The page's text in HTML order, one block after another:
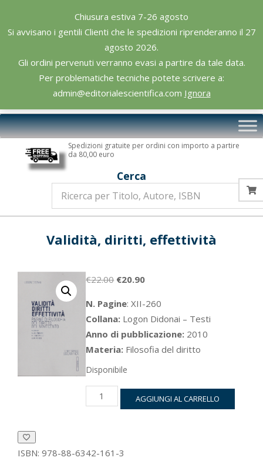
Chiusura estiva 7-26 agosto
Si avvisano i gentili Clienti che le spedizioni riprenderanno il 27
agosto 2026.
Gli ordini pervenuti verranno evasi a partire da tale data.
Per problematiche tecniche potete scrivere a:
admin@editorialescientifica.com Ignora
content
Editoriale
Scientifica
Primary
Navigation
Spedizioni gratuite per ordini con importo a partire
da 80,00 euro
Cerca
Validità, diritti, effettività
€22.00 Il
originale
era:
€22.00.
€20.90Il
attuale
è:
€20.90.
N. Pagine: XII-260
Collana: Logon Didonai – Testi
Anno di pubblicazione: 2010
Materia: Filosofia del diritto
Disponibile
Validità,
diritti,
AGGIUNGI AL CARRELLO
ISBN: 978-88-6342-161-3